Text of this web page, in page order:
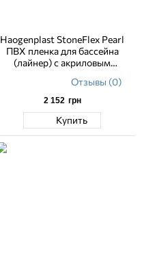
Haogenplast StoneFlex Pearl
ПВХ пленка для бассейна
(лайнер) с акриловым
Отзывы (0)
2 152 грн
Купить